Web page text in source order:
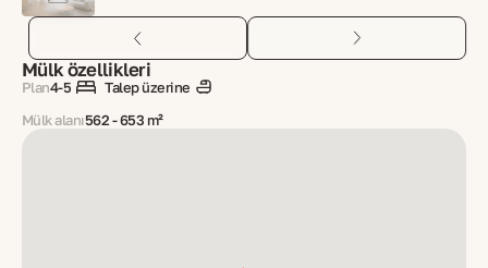
Mülk özellikleri
Plan4-5
Talep üzerine
Mülk alanı562 - 653 m²